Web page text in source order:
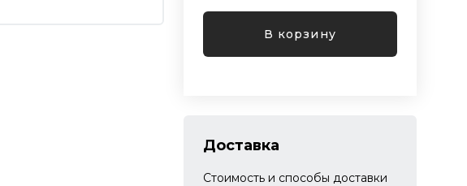
В корзину
Доставка
Стоимость и способы доставки